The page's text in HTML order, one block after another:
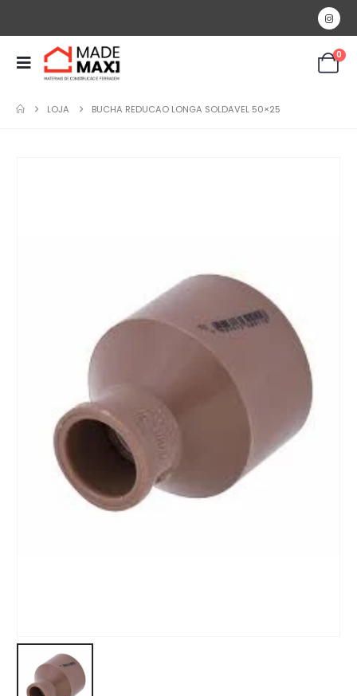
0
LOJA BUCHA REDUCAO LONGA SOLDAVEL 50×25